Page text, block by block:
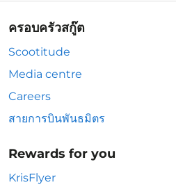
ครอบครัวสกู๊ต
Scootitude
Media centre
Careers
สายการบินพันธมิตร
Rewards for you
KrisFlyer